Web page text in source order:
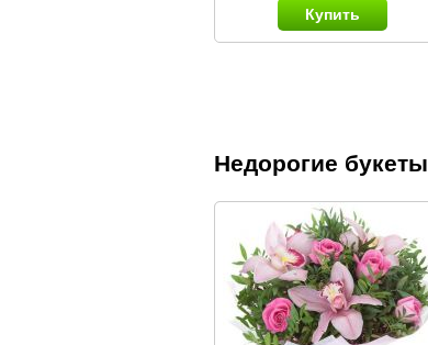
Купить
Недорогие букеты